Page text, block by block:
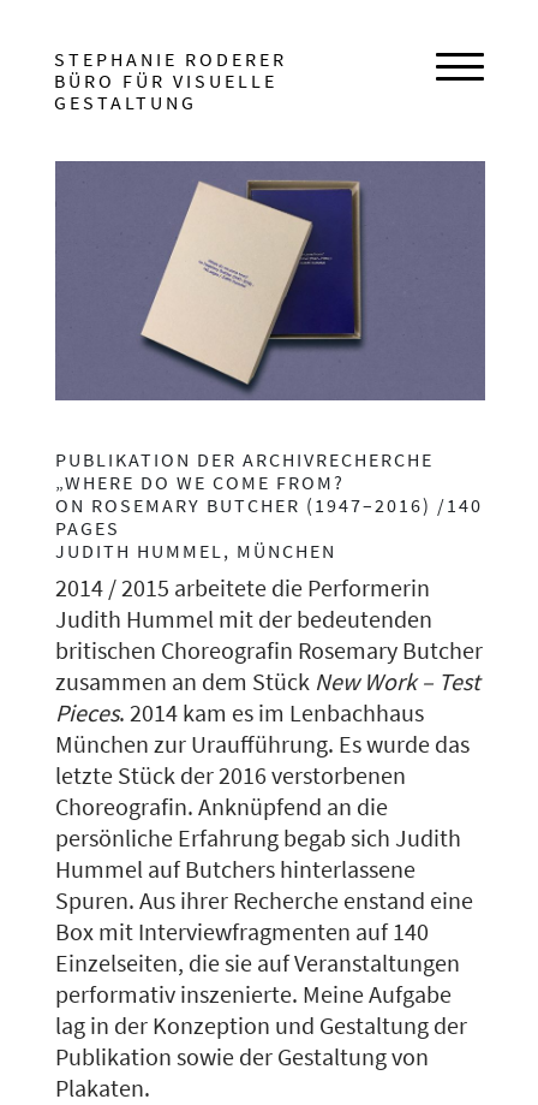
HAUPTNAVIGATION
STEPHANIE RODERER
BÜRO FÜR VISUELLE
GESTALTUNG
PUBLIKATION DER ARCHIVRECHERCHE
„WHERE DO WE COME FROM?
ON ROSEMARY BUTCHER (1947–2016) /140
PAGES
JUDITH HUMMEL, MÜNCHEN
2014 / 2015 arbeitete die Performerin
Judith Hummel mit der bedeutenden
britischen Choreografin Rosemary Butcher
zusammen an dem Stück New Work – Test
Pieces. 2014 kam es im Lenbachhaus
München zur Uraufführung. Es wurde das
letzte Stück der 2016 verstorbenen
Choreografin. Anknüpfend an die
persönliche Erfahrung begab sich Judith
Hummel auf Butchers hinterlassene
Spuren. Aus ihrer Recherche enstand eine
Box mit Interviewfragmenten auf 140
Einzelseiten, die sie auf Veranstaltungen
performativ inszenierte. Meine Aufgabe
lag in der Konzeption und Gestaltung der
Publikation sowie der Gestaltung von
Plakaten.
BEITRAGSNAVIGATION